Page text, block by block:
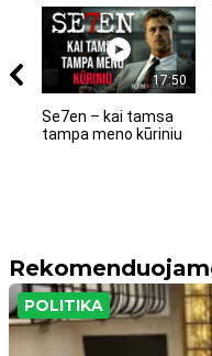
17:50
Se7en – kai tamsa
tampa meno kūriniu
POLITIKA